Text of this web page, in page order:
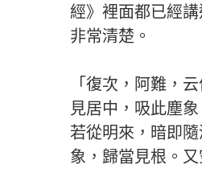
經》裡面都已經
非常清楚。
「復次，阿難，
見居中，吸此塵
若從明來，暗即
象，歸當見根。